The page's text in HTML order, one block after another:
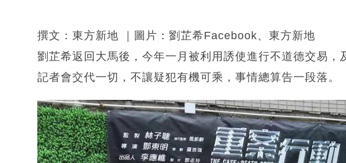
撰文：東方新地 ｜圖片：劉芷希Facebook、東方新地
劉芷希返回大馬後，今年一月被利用誘使進行不道德交易，
記者會交代一切，不讓疑犯有機可乘，事情總算告一段落。